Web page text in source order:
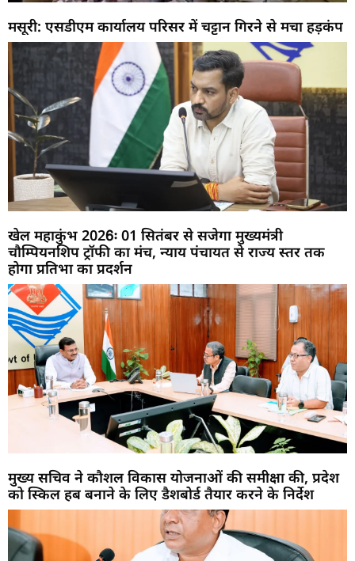
मसूरी: एसडीएम कार्यालय परिसर में चट्टान गिरने से मचा हड़कंप
खेल महाकुंभ 2026ः 01 सितंबर से सजेगा मुख्यमंत्री
चौम्पियनशिप ट्रॉफी का मंच, न्याय पंचायत से राज्य स्तर तक
होगा प्रतिभा का प्रदर्शन
मुख्य सचिव ने कौशल विकास योजनाओं की समीक्षा की, प्रदेश
को स्किल हब बनाने के लिए डैशबोर्ड तैयार करने के निर्देश